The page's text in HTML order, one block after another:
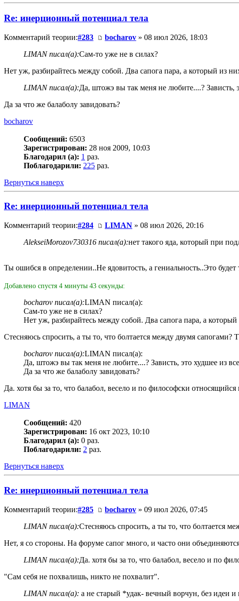
Re: инерционный потенциал тела
Комментарий теории:#283 bocharov » 08 июл 2026, 18:03
LIMAN писал(а):Сам-то уже не в силах?
Нет уж, разбирайтесь между собой. Два сапога пара, а который из
LIMAN писал(а):Да, штожэ вы так меня не любите....? Зависть,
Да за что же балаболу завидовать?
bocharov
Сообщений: 6503
Зарегистрирован: 28 ноя 2009, 10:03
Благодарил (а): 1 раз.
Поблагодарили: 225 раз.
Вернуться наверх
Re: инерционный потенциал тела
Комментарий теории:#284 LIMAN » 08 июл 2026, 20:16
AlekseiMorozov730316 писал(а):нет такого яда, который при
Ты ошибся в определении..Не ядовитость, а гениальность..Это
Добавлено спустя 4 минуты 43 секунды:
bocharov писал(а):LIMAN писал(а):
Сам-то уже не в силах?
Нет уж, разбирайтесь между собой. Два сапога пара, а
Стесняюсь спросить, а ты то, что болтается между двумя сапогами?
bocharov писал(а):LIMAN писал(а):
Да, штожэ вы так меня не любите....? Зависть, это худшее из
Да за что же балаболу завидовать?
Да. хотя бы за то, что балабол, весело и по философски
LIMAN
Сообщений: 420
Зарегистрирован: 16 окт 2023, 10:10
Благодарил (а): 0 раз.
Поблагодарили: 2 раз.
Вернуться наверх
Re: инерционный потенциал тела
Комментарий теории:#285 bocharov » 09 июл 2026, 07:45
LIMAN писал(а):Стесняюсь спросить, а ты то, что болтается
Нет, я со стороны. На форуме сапог много, и часто они
LIMAN писал(а):Да. хотя бы за то, что балабол, весело и по
"Сам себя не похвалишь, никто не похвалит".
LIMAN писал(а): а не старый *удак- вечный ворчун, без идеи и